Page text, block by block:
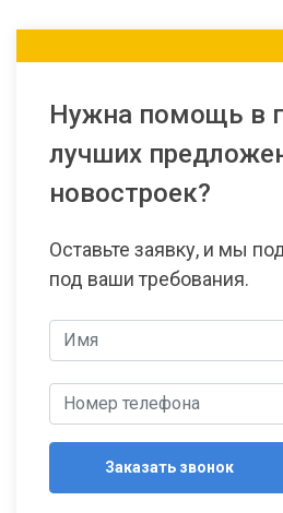
Нужна помощь в
лучших
новостроек?
Оставьте заявку, и мы
под ваши требования.
Заказать звонок